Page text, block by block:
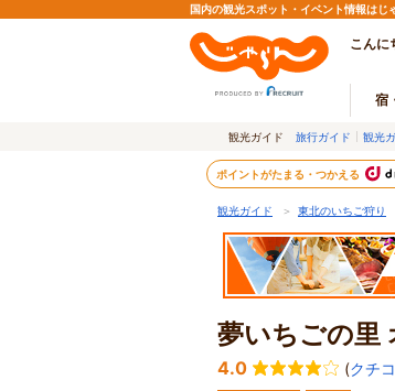
国内の観光スポット・イベント情報は
こんに
宿
観光ガイド 旅行ガイド 観光
ポイントがたまる・つかえる
観光ガイド ＞ 東北のいちご狩り
夢いちごの里
4.0 (クチ